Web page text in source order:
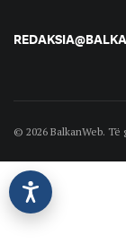
© 2026 BalkanWeb.